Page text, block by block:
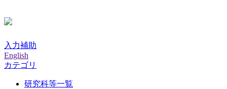
入力補助
English
カテゴリ
研究科等一覧